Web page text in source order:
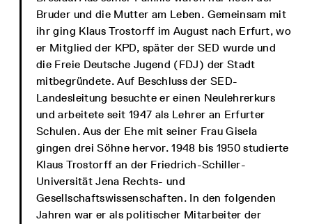
Bruder und die Mutter am Leben. Gemeinsam mit
ihr ging Klaus Trostorff im August nach Erfurt, wo
er Mitglied der KPD, später der SED wurde und
die Freie Deutsche Jugend (FDJ) der Stadt
mitbegründete. Auf Beschluss der SED-
Landesleitung besuchte er einen Neulehrerkurs
und arbeitete seit 1947 als Lehrer an Erfurter
Schulen. Aus der Ehe mit seiner Frau Gisela
gingen drei Söhne hervor. 1948 bis 1950 studierte
Klaus Trostorff an der Friedrich-Schiller-
Universität Jena Rechts- und
Gesellschaftswissenschaften. In den folgenden
Jahren war er als politischer Mitarbeiter der